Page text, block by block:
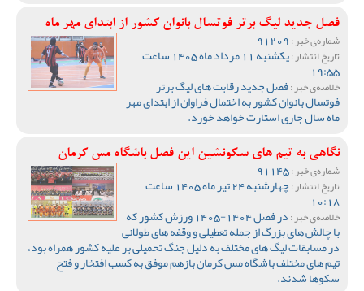
فصل جدید لیگ برتر فوتسال بانوان کشور از ابتدای مهر ماه
شماره‌ی خبر :
تاریخ انتشار : یکشنبه 11 مرداد ماه 1405 ساعت
19:55
خلاصه‌ی خبر :فصل جدید رقابت های لیگ برتر
فوتسال بانوان کشور به اختمال فراوان از ابتدای مهر
ماه سال جاری استارت خواهد خورد.
نگاهی به تیم های سکونشین این فصل باشگاه مس کرمان
شماره‌ی خبر :
تاریخ انتشار : چهارشنبه 24 تیر ماه 1405 ساعت
10:18
خلاصه‌ی خبر : در فصل 1404-1405 ورزش کشور که
با چالش های بزرگ از جمله تعطیلی و وقفه های طولانی
در مسابقات لیگ های مختلف به دلیل جنگ تحمیلی بر علیه کشور همراه بود،
تیم های مختلف باشگاه مس کرمان بازهم موفق به کسب افتخار و فتح
سکوها شدند.